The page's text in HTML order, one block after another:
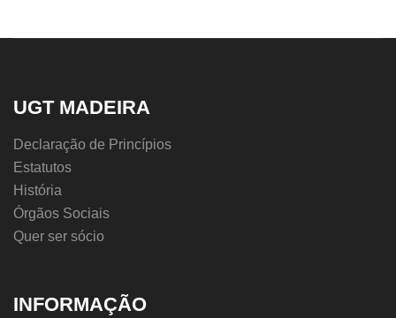
UGT MADEIRA
Declaração de Princípios
Estatutos
História
Órgãos Sociais
Quer ser sócio
INFORMAÇÃO